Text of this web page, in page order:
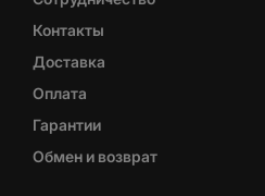
Контакты
Доставка
Оплата
Гарантии
Обмен и возврат